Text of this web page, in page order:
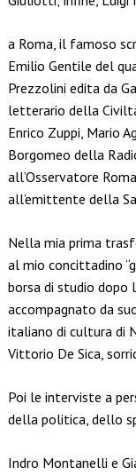
a Roma, il famoso
Emilio Gentile del
Prezzolini edita da
letterario della
Enrico Zuppi, Mario
Borgomeo della
all’Osservatore
all’emittente della
Nella mia prima
al mio concittadino
borsa di studio dopo
accompagnato da
italiano di cultura di
Vittorio De Sica,
Poi le interviste a
della politica, dello
Indro Montanelli e